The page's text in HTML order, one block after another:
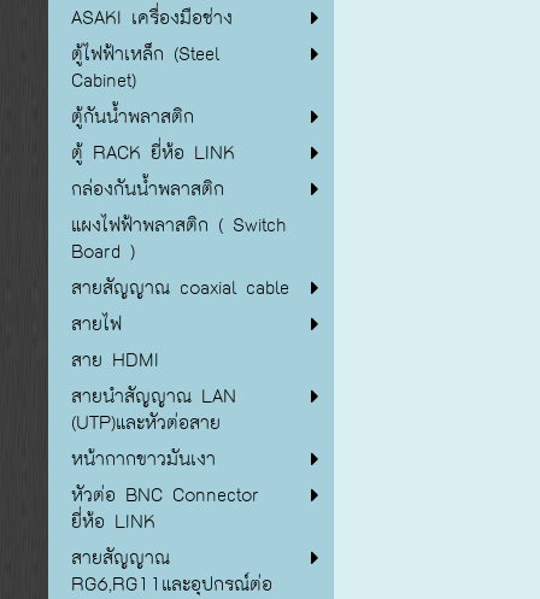
ASAKI เครื่องมือช่าง
ตู้ไฟฟ้าเหล็ก (Steel
Cabinet)
ตู้กันน้ำพลาสติก
ตู้ RACK ยี่ห้อ LINK
กล่องกันน้ำพลาสติก
แผงไฟฟ้าพลาสติก ( Switch
Board )
สายสัญญาณ coaxial cable
สายไฟ
สาย HDMI
สายนำสัญญาณ LAN
(UTP)และหัวต่อสาย
หน้ากากขาวมันเงา
หัวต่อ BNC Connector
ยี่ห้อ LINK
สายสัญญาณ
RG6,RG11และอุปกรณ์ต่อ